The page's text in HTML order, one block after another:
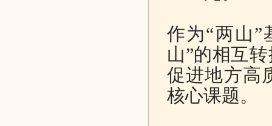
作为“两山”
山”的相互
促进地方高
核心课题。